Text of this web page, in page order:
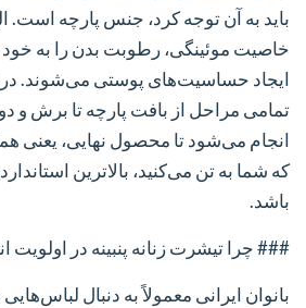
باید به آن توجه کرد، جنس پارچه است.
خاصیت موئینگی، رطوبت بدن را به خود
ایجاد حساسیت‌های پوستی می‌شوند. در
تمامی مراحل از بافت پارچه تا برش و
انجام می‌شود تا محصول نهایی، یعنی
که شما به تن می‌کنید، بالاترین
باشد.
### چرا تیشرت زنانه پنبینه در اولویت
بانوان ایرانی معمولاً به دنبال